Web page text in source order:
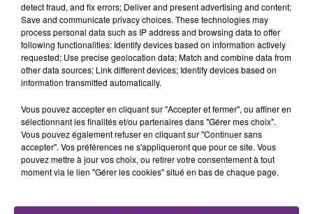
detect fraud, and fix errors; Deliver and present advertising and content;
Save and communicate privacy choices. These technologies may
process personal data such as IP address and browsing data to offer
following functionalities: Identify devices based on information actively
requested; Use precise geolocation data; Match and combine data from
other data sources; Link different devices; Identify devices based on
information transmitted automatically.
Vous pouvez accepter en cliquant sur "Accepter et fermer", ou affiner en
sélectionnant les finalités et/ou partenaires dans "Gérer mes choix".
Vous pouvez également refuser en cliquant sur "Continuer sans
accepter". Vos préférences ne s'appliqueront que pour ce site. Vous
pouvez mettre à jour vos choix, ou retirer votre consentement à tout
moment via le lien "Gérer les cookies" situé en bas de chaque page.